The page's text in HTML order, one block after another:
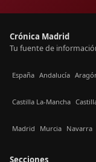
Crónica Madrid
Tu fuente de
España Andalucía
Castilla La-Mancha
Madrid Murcia Navarra